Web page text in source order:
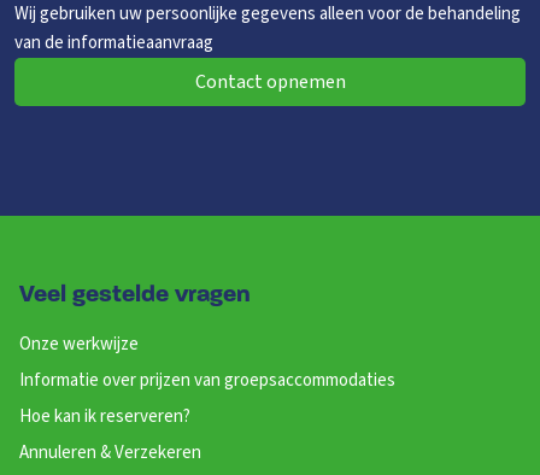
Wij gebruiken uw persoonlijke gegevens alleen voor de behandeling
van de informatieaanvraag
Contact opnemen
Veel gestelde vragen
Onze werkwijze
Informatie over prijzen van groepsaccommodaties
Hoe kan ik reserveren?
Annuleren & Verzekeren